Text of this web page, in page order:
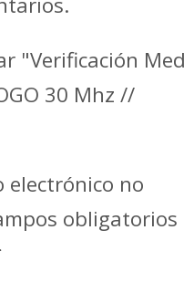
"Verificación Med
30 Mhz //
electrónico no
obligatorios